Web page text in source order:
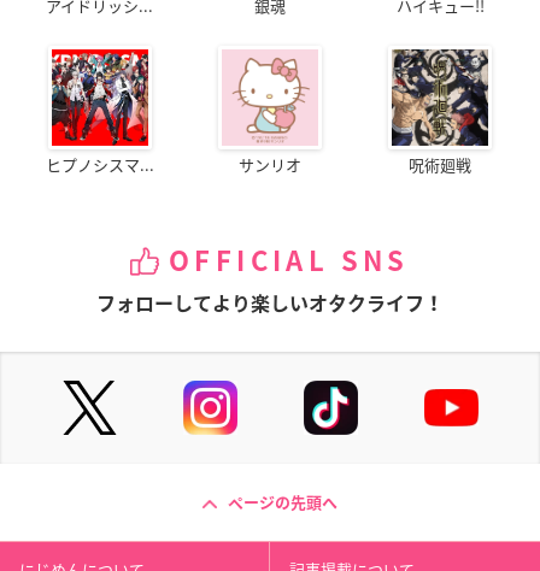
アイドリッシ... 銀魂 ハイキュー!!
ヒプノシスマ... サンリオ 呪術廻戦
OFFICIAL SNS
フォローしてより楽しいオタクライフ！
ページの先頭へ